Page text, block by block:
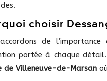
choisir
accordons de
portée à chaque
de Villeneuve-de-Marsan